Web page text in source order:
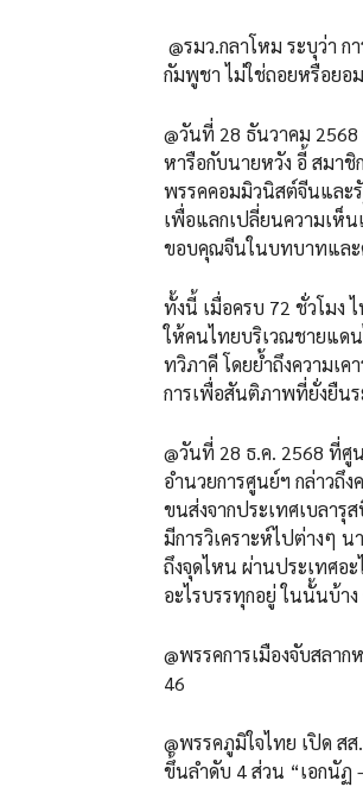
@รมว.กลาโหม ระบุว่า
กัมพูชา ไม่ใช่ถอยหรือยอ
@วันที่ 28 ธันวาคม 2568
หารือกับนายหวัง อี้ สมาชิ
พรรคคอมมิวนิสต์จีนและ
เพื่อแลกเปลี่ยนความเห็
ขอบคุณจีนในบทบาทและ
ทั้งนี้ เมื่อครบ 72 ชั่วโมง
ให้คนไทยบริเวณชายแด
ทวิภาคี โดยย้ำถึงความเ
การเพื่อสันติภาพที่ยั่งยืนร
@วันที่ 28 ธ.ค. 2568 ที่ศู
อำนวยการศูนย์ฯ กล่าวถึง
ขนส่งจากประเทศเบลา
มีการวิเคราะห์ไปต่างๆ
ถึงจุดไหน ผ่านประเทศอ
อะไรบรรทุกอยู่ ในนั้นบ้าง
@พรรคการเมืองจับสลา
46
@พรรคภูมิใจไทย เปิด
ขึ้นลำดับ 4 ส่วน “เอกนัฏ